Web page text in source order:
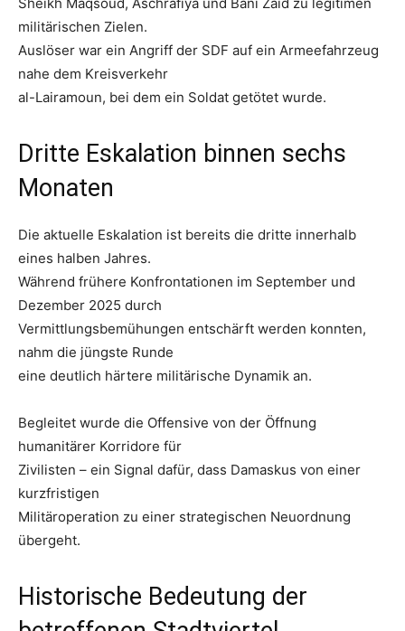
militärischen Zielen.
Auslöser war ein Angriff der SDF auf ein Armeefahrzeug
nahe dem Kreisverkehr
al-Lairamoun, bei dem ein Soldat getötet wurde.
Dritte Eskalation binnen sechs
Monaten
Die aktuelle Eskalation ist bereits die dritte innerhalb
eines halben Jahres.
Während frühere Konfrontationen im September und
Dezember 2025 durch
Vermittlungsbemühungen entschärft werden konnten,
nahm die jüngste Runde
eine deutlich härtere militärische Dynamik an.
Begleitet wurde die Offensive von der Öffnung
humanitärer Korridore für
Zivilisten – ein Signal dafür, dass Damaskus von einer
kurzfristigen
Militäroperation zu einer strategischen Neuordnung
übergeht.
Historische Bedeutung der